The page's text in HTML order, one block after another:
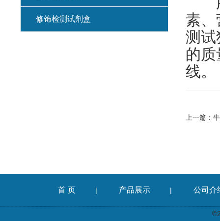
素
测试
的
线。
上一篇：
修饰检测试剂盒
首 页 | 产品展示 | 公司介